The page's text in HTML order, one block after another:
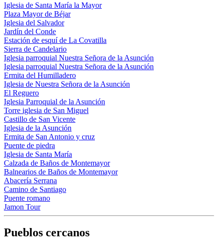
Iglesia de Santa María la Mayor
Plaza Mayor de Béjar
Iglesia del Salvador
Jardín del Conde
Estación de esquí de La Covatilla
Sierra de Candelario
Iglesia parroquial Nuestra Señora de la Asunción
Iglesia parroquial Nuestra Señora de la Asunción
Ermita del Humilladero
Iglesia de Nuestra Señora de la Asunción
El Reguero
Iglesia Parroquial de la Asunción
Torre iglesia de San Miguel
Castillo de San Vicente
Iglesia de la Asunción
Ermita de San Antonio y cruz
Puente de piedra
Iglesia de Santa María
Calzada de Baños de Montemayor
Balnearios de Baños de Montemayor
Abacería Serrana
Camino de Santiago
Puente romano
Jamon Tour
Pueblos cercanos